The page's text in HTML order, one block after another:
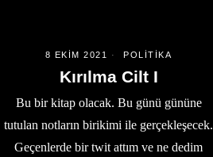
8 EKIM 2021 POLITIKA
Kırılma Cilt I
Bu bir kitap olacak. Bu günü gününe
tutulan notların birikimi ile gerçekleşecek.
Geçenlerde bir twit attım ve ne dedim